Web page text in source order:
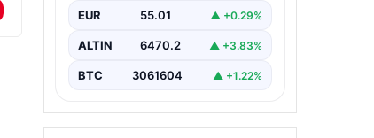
EUR 55.01 ▲ +0.29%
ALTIN 6470.2 ▲ +3.83%
BTC 3061604 ▲ +1.22%